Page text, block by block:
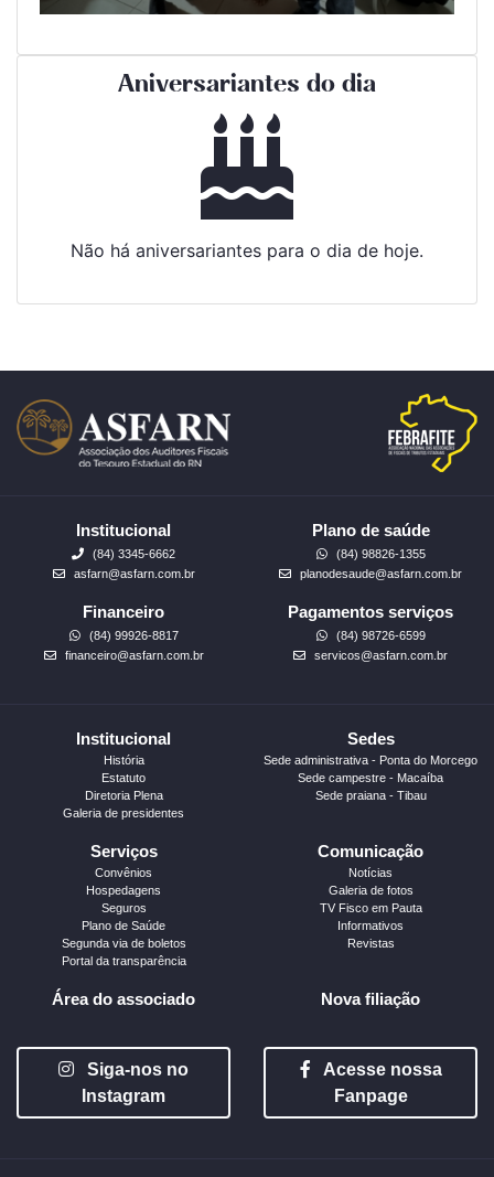
Aniversariantes do dia
Não há aniversariantes para o dia de hoje.
Institucional
(84) 3345-6662
asfarn@asfarn.com.br
Plano de saúde
(84) 98826-1355
planodesaude@asfarn.com.br
Financeiro
(84) 99926-8817
financeiro@asfarn.com.br
Pagamentos serviços
(84) 98726-6599
servicos@asfarn.com.br
Institucional
História
Estatuto
Diretoria Plena
Galeria de presidentes
Sedes
Sede administrativa - Ponta do Morcego
Sede campestre - Macaíba
Sede praiana - Tibau
Serviços
Convênios
Hospedagens
Seguros
Plano de Saúde
Segunda via de boletos
Portal da transparência
Comunicação
Notícias
Galeria de fotos
TV Fisco em Pauta
Informativos
Revistas
Área do associado Nova filiação
Siga-nos no
Instagram
Acesse nossa
Fanpage